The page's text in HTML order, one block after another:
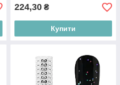
224,30 ₴
Купити